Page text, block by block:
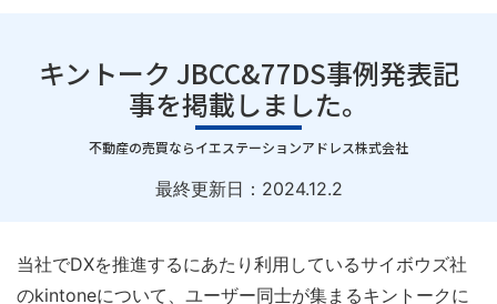
キントーク JBCC&77DS事例発表記
事を掲載しました。
｜
不動産の売買ならイエステーションアドレス株式会社
最終更新日： 2024.12.2
当社でDXを推進するにあたり利用しているサイボウズ社
のkintoneについて、ユーザー同士が集まるキントークに